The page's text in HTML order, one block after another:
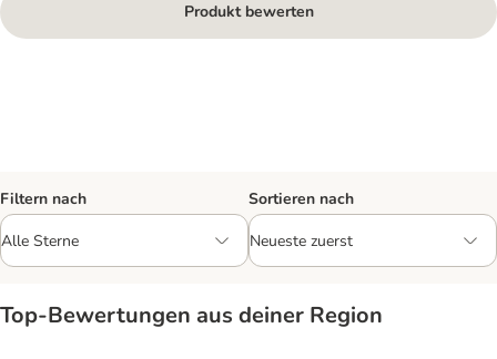
Produkt bewerten
Filtern nach Sortieren nach
Top‑Bewertungen aus deiner Region